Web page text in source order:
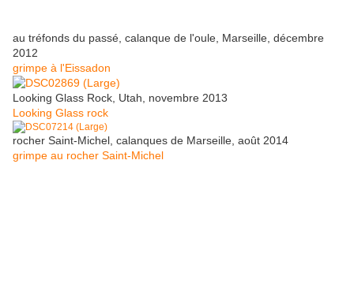
au tréfonds du passé, calanque de l'oule, Marseille, décembre
2012
grimpe à l'Eissadon
Looking Glass Rock, Utah, novembre 2013
Looking Glass rock
rocher Saint-Michel, calanques de Marseille, août 2014
grimpe au rocher Saint-Michel